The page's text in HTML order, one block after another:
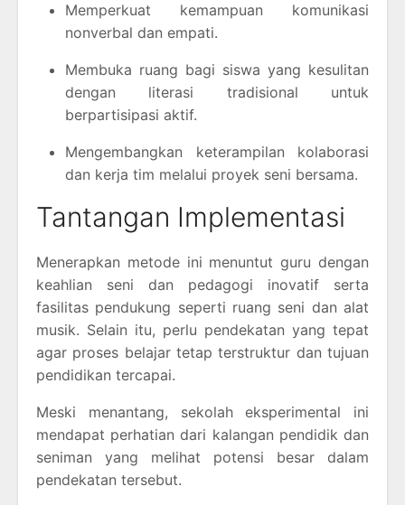
Memperkuat kemampuan komunikasi
nonverbal dan empati.
Membuka ruang bagi siswa yang kesulitan
dengan literasi tradisional untuk
berpartisipasi aktif.
Mengembangkan keterampilan kolaborasi
dan kerja tim melalui proyek seni bersama.
Tantangan Implementasi
Menerapkan metode ini menuntut guru dengan
keahlian seni dan pedagogi inovatif serta
fasilitas pendukung seperti ruang seni dan alat
musik. Selain itu, perlu pendekatan yang tepat
agar proses belajar tetap terstruktur dan tujuan
pendidikan tercapai.
Meski menantang, sekolah eksperimental ini
mendapat perhatian dari kalangan pendidik dan
seniman yang melihat potensi besar dalam
pendekatan tersebut.